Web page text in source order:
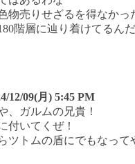
物売りせざるを得なかっ
階層に辿り着けてるん
12/09(月) 5:45 PM
ガルムの兄貴！
付いてくぜ！
ツトムの盾にでもなって